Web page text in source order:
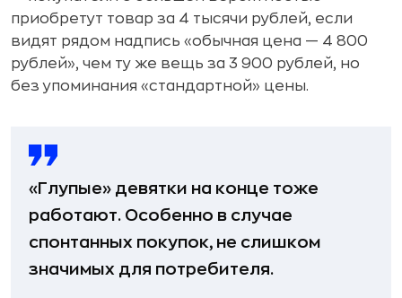
приобретут товар за 4 тысячи рублей, если
видят рядом надпись «обычная цена — 4 800
рублей», чем ту же вещь за 3 900 рублей, но
без упоминания «стандартной» цены.
«Глупые» девятки на конце тоже
работают. Особенно в случае
спонтанных покупок, не слишком
значимых для потребителя.